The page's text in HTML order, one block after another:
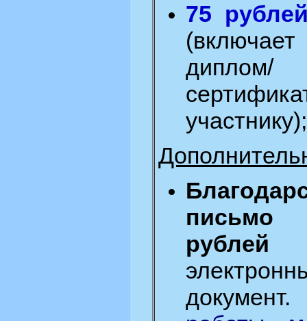
75
диплом/
участнику);
рублей